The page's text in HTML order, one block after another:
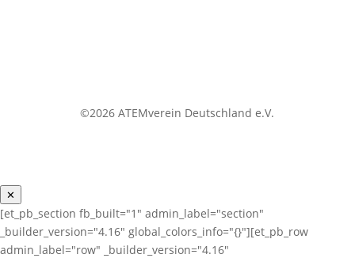
©2026 ATEMverein Deutschland e.V.
✕
[et_pb_section fb_built="1" admin_label="section"
_builder_version="4.16" global_colors_info="{}"][et_pb_row
admin_label="row" _builder_version="4.16"